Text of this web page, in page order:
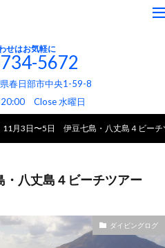
せはお気軽に
5672
春日部市中央1-59-8
Close 水曜日
11月3日〜5日 伊豆七島・八丈島４ビーチ
八丈島４ビーチツアー
ダイビングログ